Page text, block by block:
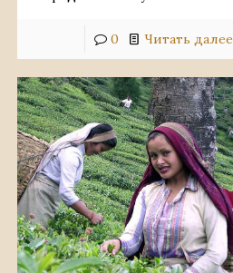
0 Читать далее